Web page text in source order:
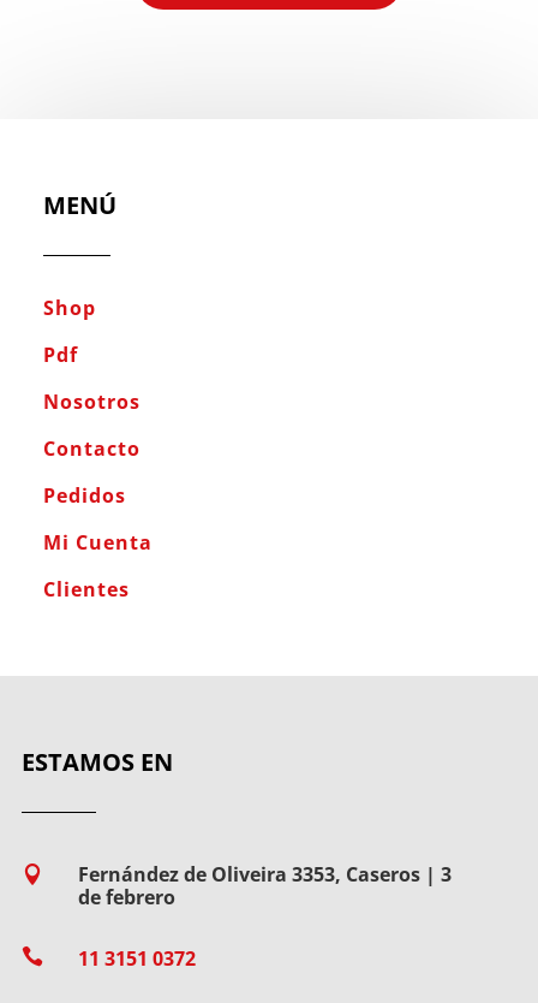
MENÚ
Shop
Pdf
Nosotros
Contacto
Pedidos
Mi Cuenta
Clientes
ESTAMOS EN

Fernández de Oliveira 3353, Caseros | 3
de febrero
 11 3151 0372